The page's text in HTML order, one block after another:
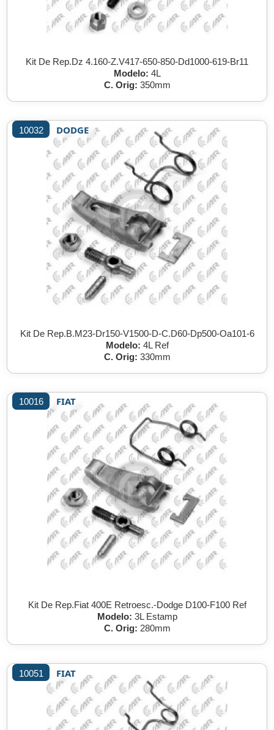
Kit De Rep.Dz 4.160-Z.V417-650-850-Dd1000-619-Br11
Modelo: 4L
C. Orig: 350mm
10032 DODGE
Kit De Rep.B.M23-Dr150-V1500-D-C.D60-Dp500-Oa101-6
Modelo: 4L Ref
C. Orig: 330mm
10016 FIAT
Kit De Rep.Fiat 400E Retroesc.-Dodge D100-F100 Ref
Modelo: 3L Estamp
C. Orig: 280mm
10051 FIAT